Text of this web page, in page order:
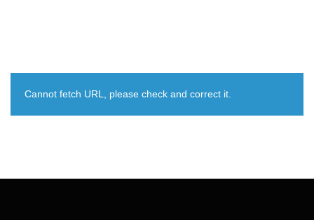
Cannot fetch URL, please check and correct it.